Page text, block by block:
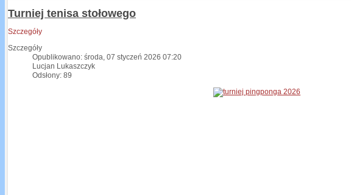
Turniej tenisa stołowego
Szczegóły
Szczegóły
Opublikowano: środa, 07 styczeń 2026 07:20
Lucjan Lukaszczyk
Odsłony: 89